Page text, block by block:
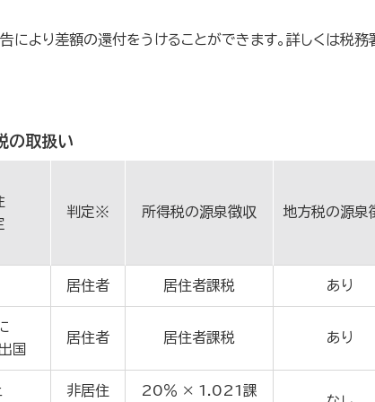
により差額の還付をうけることができます。詳しくは税務
の取扱い
判定※ 所得税の源泉徴収 地方税の源泉
居住者 居住者課税 あり
国
居住者 居住者課税 あり
非居住 20％ × 1.021課